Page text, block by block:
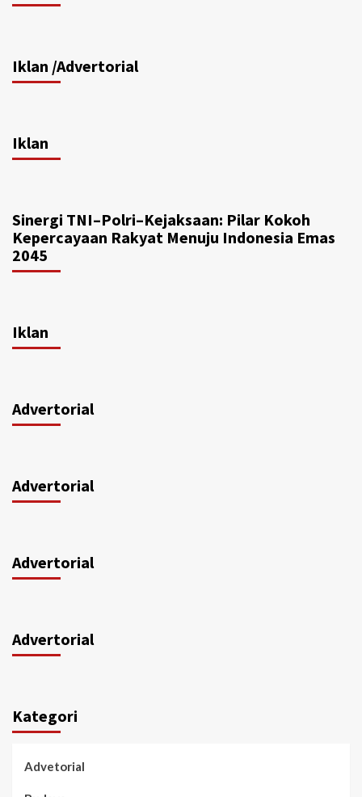
Iklan /Advertorial
Iklan
Sinergi TNI–Polri–Kejaksaan: Pilar Kokoh
Kepercayaan Rakyat Menuju Indonesia Emas
2045
Iklan
Advertorial
Advertorial
Advertorial
Advertorial
Kategori
Advetorial